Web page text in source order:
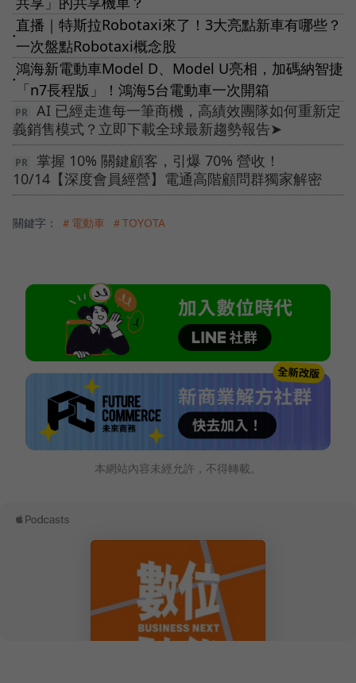
●
直播｜特斯拉Robotaxi來了！3大亮點新車有哪些？
一次盤點Robotaxi概念股
●
鴻海新電動車Model D、Model U亮相，加碼納智捷
「n7長程版」！鴻海5台電動車一次開箱
AI 已經走進每一筆商機，高績效團隊如何重新定
義銷售模式？立即下載全球最新趨勢報告➤
掌握 10% 關鍵顧客，引爆 70% 營收！
10/14【深度會員經營】電通高階顧問群獨家解密
關鍵字： ＃電動車 ＃TOYOTA
本網站內容未經允許，不得轉載。